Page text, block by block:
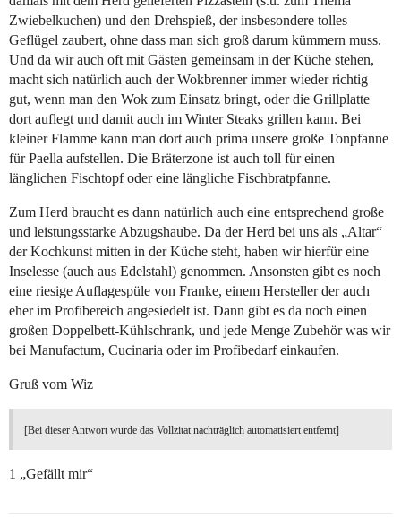
Zwiebelkuchen) und den Drehspieß, der insbesondere tolles
Geflügel zaubert, ohne dass man sich groß darum kümmern muss.
Und da wir auch oft mit Gästen gemeinsam in der Küche stehen,
macht sich natürlich auch der Wokbrenner immer wieder richtig
gut, wenn man den Wok zum Einsatz bringt, oder die Grillplatte
dort auflegt und damit auch im Winter Steaks grillen kann. Bei
kleiner Flamme kann man dort auch prima unsere große Tonpfanne
für Paella aufstellen. Die Bräterzone ist auch toll für einen
länglichen Fischtopf oder eine längliche Fischbratpfanne.
Zum Herd braucht es dann natürlich auch eine entsprechend große
und leistungsstarke Abzugshaube. Da der Herd bei uns als „Altar“
der Kochkunst mitten in der Küche steht, haben wir hierfür eine
Inselesse (auch aus Edelstahl) genommen. Ansonsten gibt es noch
eine riesige Auflagespüle von Franke, einem Hersteller der auch
eher im Profibereich angesiedelt ist. Dann gibt es da noch einen
großen Doppelbett-Kühlschrank, und jede Menge Zubehör was wir
bei Manufactum, Cucinaria oder im Profibedarf einkaufen.
Gruß vom Wiz
[Bei dieser Antwort wurde das Vollzitat nachträglich automatisiert entfernt]
1 „Gefällt mir“